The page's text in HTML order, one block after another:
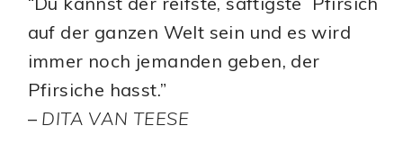
auf der ganzen Welt sein und es wird
immer noch jemanden geben, der
Pfirsiche hasst.”
– DITA VAN TEESE